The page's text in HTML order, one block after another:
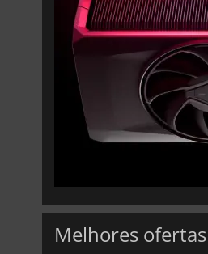
Melhores